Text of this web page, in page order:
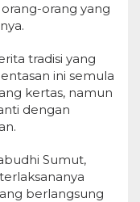
orang yang
tradisi yang
ini semula
kertas, namun
dengan
Sumut,
berlangsung